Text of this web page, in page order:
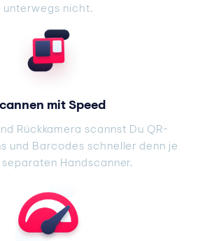
unterwegs nicht.
mit Speed
Rückkamera scannst Du QR-
und Barcodes schneller denn je
separaten Handscanner.